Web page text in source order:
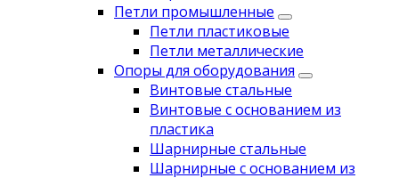
Петли промышленные
Петли пластиковые
Петли металлические
Опоры для оборудования
Винтовые стальные
Винтовые с основанием из
пластика
Шарнирные стальные
Шарнирные с основанием из